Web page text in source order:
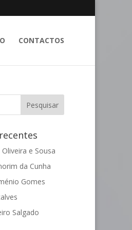
CONTACTOS
e Sousa
da Cunha
Gomes
Salgado